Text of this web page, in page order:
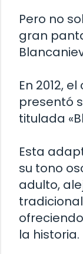
Pero no
gran
En 2012,
presentó
titulada
Esta
su tono
adulto,
la historia.